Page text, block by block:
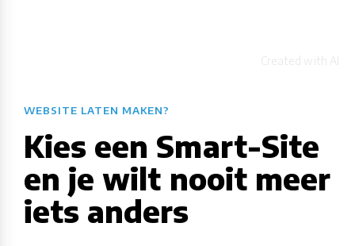
WEBSITE LATEN MAKEN?
Kies een Smart-Site
en je wilt nooit meer
iets anders